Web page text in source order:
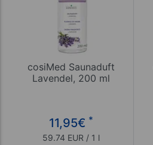
cosiMed Saunaduft
Lavendel, 200 ml
11,95€ *
59.74 EUR / 1 l